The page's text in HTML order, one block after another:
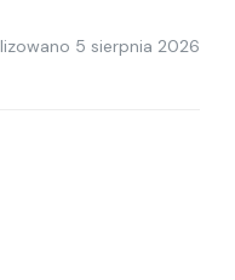
5 sierpnia 2026